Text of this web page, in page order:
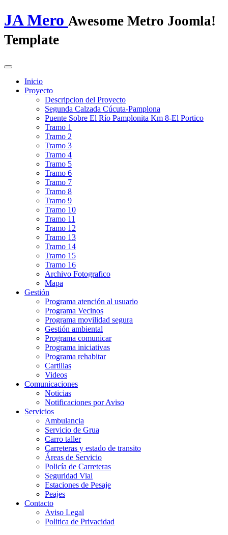
JA Mero Awesome Metro Joomla!
Template
Inicio
Proyecto
Descripcion del Proyecto
Segunda Calzada Cúcuta-Pamplona
Puente Sobre El Río Pamplonita Km 8-El Portico
Tramo 1
Tramo 2
Tramo 3
Tramo 4
Tramo 5
Tramo 6
Tramo 7
Tramo 8
Tramo 9
Tramo 10
Tramo 11
Tramo 12
Tramo 13
Tramo 14
Tramo 15
Tramo 16
Archivo Fotografico
Mapa
Gestión
Programa atención al usuario
Programa Vecinos
Programa movilidad segura
Gestión ambiental
Programa comunicar
Programa iniciativas
Programa rehabitar
Cartillas
Videos
Comunicaciones
Noticias
Notificaciones por Aviso
Servicios
Ambulancia
Servicio de Grua
Carro taller
Carreteras y estado de transito
Áreas de Servicio
Policía de Carreteras
Seguridad Vial
Estaciones de Pesaje
Peajes
Contacto
Aviso Legal
Politica de Privacidad